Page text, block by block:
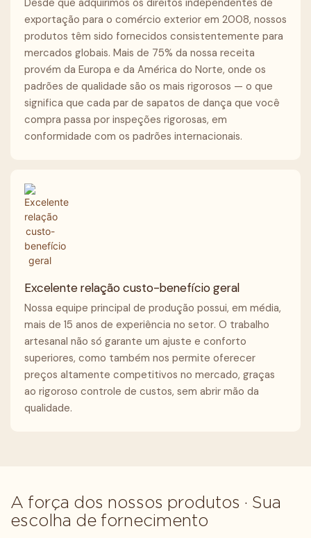
exportação para o comércio exterior em 2008, nossos
produtos têm sido fornecidos consistentemente para
mercados globais. Mais de 75% da nossa receita
provém da Europa e da América do Norte, onde os
padrões de qualidade são os mais rigorosos — o que
significa que cada par de sapatos de dança que você
compra passa por inspeções rigorosas, em
conformidade com os padrões internacionais.
Excelente relação custo-benefício geral
Nossa equipe principal de produção possui, em média,
mais de 15 anos de experiência no setor. O trabalho
artesanal não só garante um ajuste e conforto
superiores, como também nos permite oferecer
preços altamente competitivos no mercado, graças
ao rigoroso controle de custos, sem abrir mão da
qualidade.
A força dos nossos produtos · Sua
escolha de fornecimento